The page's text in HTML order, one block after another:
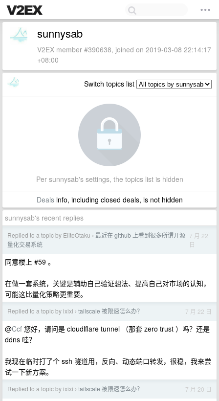
sunnysab
V2EX member #390638, joined on 2019-03-08 22:14:17
+08:00
Switch topics list
Per sunnysab's settings, the topics list is hidden
Dealsinfo, including closed deals, is not hidden
sunnysab's recent replies
Replied to a topic by EliteOtaku › 最近在 github 上看到很多所谓开源
量化交易系统
7 月 22
日
同意楼上 #59 。
在做一套系统，关键是辅助自己验证想法、提高自己对市场的认知，
可能这比量化策略更重要。
Replied to a topic by ixixi › tailscale 被限速怎么办？ 7 月 22 日
@Ccf 您好，请问是 cloudlflare tunnel （那套 zero trust ）吗？还是
ddns 哇？
我现在临时打了个 ssh 隧道用，反向、动态端口转发，很稳，我来尝
试一下新方案。
Replied to a topic by ixixi › tailscale 被限速怎么办？ 7 月 20 日